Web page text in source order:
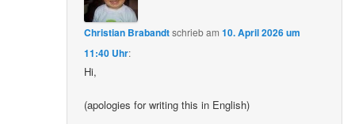
Christian Brabandtschriebam10. April 2026 um
11:40 Uhr:
Hi,
(apologies for writing this in English)